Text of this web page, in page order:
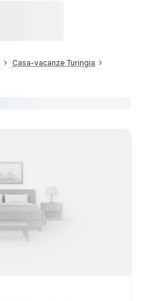
Casa-vacanze Turingia